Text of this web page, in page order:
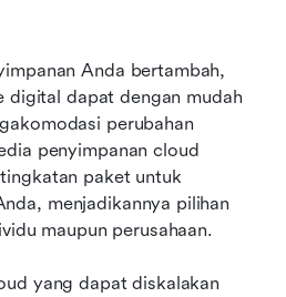
Anda bertambah,
digital dapat dengan mudah
perubahan
penyimpanan cloud
paket untuk
menjadikannya pilihan
maupun perusahaan.
yang dapat diskalakan